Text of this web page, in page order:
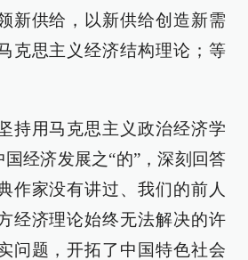
新供给，以新供给创造新需
克思主义经济结构理论；等
持用马克思主义政治经济学
国经济发展之“的”，深刻回答
作家没有讲过、我们的前人
经济理论始终无法解决的许
问题，开拓了中国特色社会